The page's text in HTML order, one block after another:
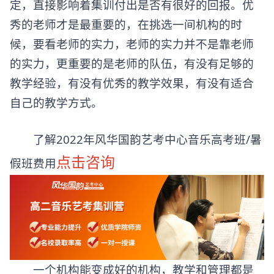
定，直接影响着集训付出是否有很好的回报。优
秀的老师才是最重要的，在挑选一间机构的时
候，要看老师的实力，老师的实力并不是靠老师
的实力，更重要的是老师的队伍，有没有足够的
教学经验，有没有优秀的教学效果，有没有适合
自己的教学方式。
了解2022年风华国韵艺考中心音乐高考班/暑
假班费用点击咨询
一个机构能变成好的机构，教学和管理都是